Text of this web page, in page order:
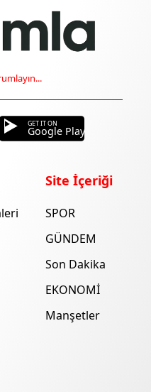
GET IT ON
Google Play
Site İçeriği
SPOR
GÜNDEM
Son Dakika
EKONOMİ
Manşetler